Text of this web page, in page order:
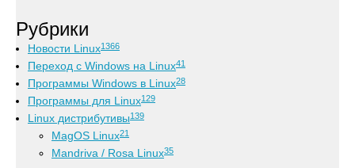
Рубрики
Новости Linux1366
Переход с Windows на Linux41
Программы Windows в Linux28
Программы для Linux129
Linux дистрибутивы139
MagOS Linux21
Mandriva / Rosa Linux35